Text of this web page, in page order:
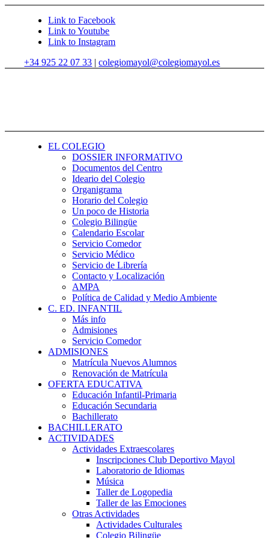
Link to Facebook
Link to Youtube
Link to Instagram
+34 925 22 07 33 |colegiomayol@colegiomayol.es
EL COLEGIO
DOSSIER INFORMATIVO
Documentos del Centro
Ideario del Colegio
Organigrama
Horario del Colegio
Un poco de Historia
Colegio Bilingüe
Calendario Escolar
Servicio Comedor
Servicio Médico
Servicio de Librería
Contacto y Localización
AMPA
Política de Calidad y Medio Ambiente
C. ED. INFANTIL
Más info
Admisiones
Servicio Comedor
ADMISIONES
Matrícula Nuevos Alumnos
Renovación de Matrícula
OFERTA EDUCATIVA
Educación Infantil-Primaria
Educación Secundaria
Bachillerato
BACHILLERATO
ACTIVIDADES
Actividades Extraescolares
Inscripciones Club Deportivo Mayol
Laboratorio de Idiomas
Música
Taller de Logopedia
Taller de las Emociones
Otras Actividades
Actividades Culturales
Colegio Bilingüe